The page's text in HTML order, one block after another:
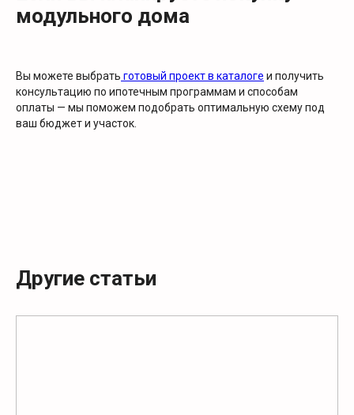
модульного дома
Вы можете выбрать готовый проект в каталоге и получить
консультацию по ипотечным программам и способам
оплаты — мы поможем подобрать оптимальную схему под
ваш бюджет и участок.
Другие статьи